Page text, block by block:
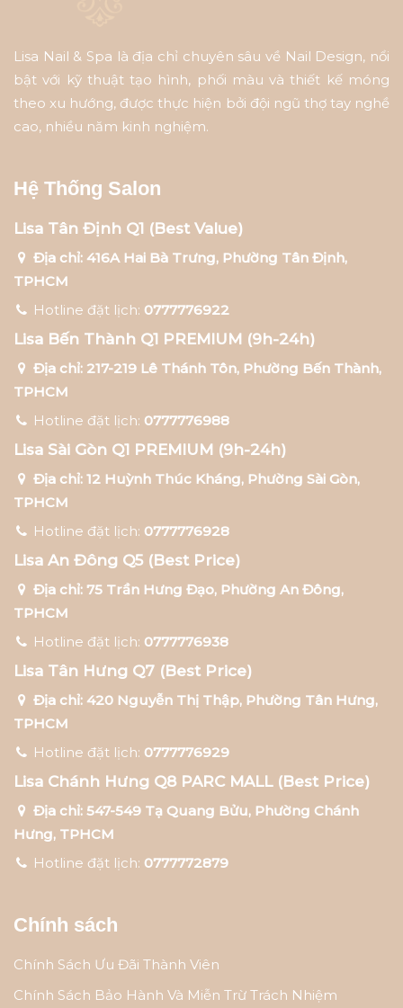
Lisa Nail & Spa là địa chỉ chuyên sâu về Nail Design, nổi
bật với kỹ thuật tạo hình, phối màu và thiết kế móng
theo xu hướng, được thực hiện bởi đội ngũ thợ tay nghề
cao, nhiều năm kinh nghiệm.
Hệ Thống Salon
Lisa Tân Định Q1 (Best Value)
Địa chỉ: 416A Hai Bà Trưng, Phường Tân Định,
TPHCM
Hotline đặt lịch: 0777776922
Lisa Bến Thành Q1 PREMIUM (9h-24h)
Địa chỉ: 217-219 Lê Thánh Tôn, Phường Bến Thành,
TPHCM
Hotline đặt lịch: 0777776988
Lisa Sài Gòn Q1 PREMIUM (9h-24h)
Địa chỉ: 12 Huỳnh Thúc Kháng, Phường Sài Gòn,
TPHCM
Hotline đặt lịch: 0777776928
Lisa An Đông Q5 (Best Price)
Địa chỉ: 75 Trần Hưng Đạo, Phường An Đông,
TPHCM
Hotline đặt lịch: 0777776938
Lisa Tân Hưng Q7 (Best Price)
Địa chỉ: 420 Nguyễn Thị Thập, Phường Tân Hưng,
TPHCM
Hotline đặt lịch: 0777776929
Lisa Chánh Hưng Q8 PARC MALL (Best Price)
Địa chỉ: 547-549 Tạ Quang Bửu, Phường Chánh
Hưng, TPHCM
Hotline đặt lịch: 0777772879
Chính sách
Chính Sách Ưu Đãi Thành Viên
Chính Sách Bảo Hành Và Miễn Trừ Trách Nhiệm